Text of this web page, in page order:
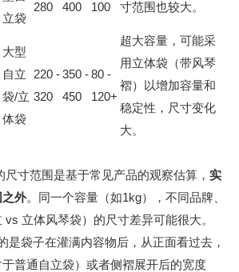
立袋
280
400
100
寸范围也较大。
大型
自立
袋/立
体袋
220 -
320
350 -
450
80 -
120+
超大容量，可能采
用立体袋（带风琴
褶）以增加容量和
稳定性，尺寸变化
大。
尺寸范围是基于常见产品的观察估算， 实
之外。同一个容量（如1kg），不同品牌、
立体风琴袋）的尺寸差异可能很大。
是袋子在灌满内容物后，从正面看过去，
普通自立袋）或者侧褶展开后的宽度